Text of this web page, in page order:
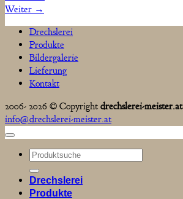
Weiter →
Drechslerei
Produkte
Bildergalerie
Lieferung
Kontakt
2006- 2026 © Copyright drechslerei-meister.at
info@drechslerei-meister.at
Suchen
nach:
Drechslerei
Produkte